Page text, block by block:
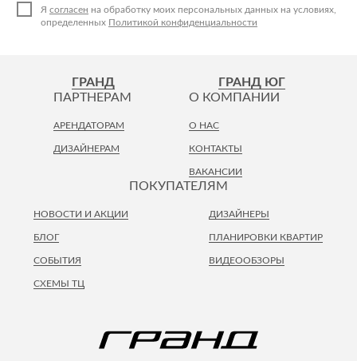
Я согласен на обработку моих персональных данных на условиях,
определенных Политикой конфиденциальности
ГРАНД ГРАНД ЮГ
ПОКУПАТЕЛЯМ
НОВОСТИ И АКЦИИ
ПЛАНИРОВКИ КВАРТИР
ВИДЕООБЗОРЫ
БЛОГ
СОБЫТИЯ
СХЕМЫ ТЦ
ДИЗАЙНЕРЫ
ПАРТНЕРАМ
АРЕНДАТОРАМ
ДИЗАЙНЕРАМ
О КОМПАНИИ
О НАС
КОНТАКТЫ
ВАКАНСИИ